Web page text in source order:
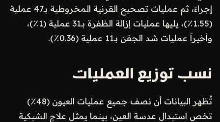
إجراءً، ثم عمليات تصحيح القرنية المخروطية بـ47 عملية
(1.55٪)، يليها عمليات إزالة الظفرة بـ31 عملية (1٪)،
وأخيراً عمليات شد الجفن بـ11 عملية (0.36٪).
نسب توزيع العمليات
تُظهر البيانات أن نصف جميع عمليات العيون (48٪)
تخص استبدال عدسة العين، بينما يمثل علاج الشبكية